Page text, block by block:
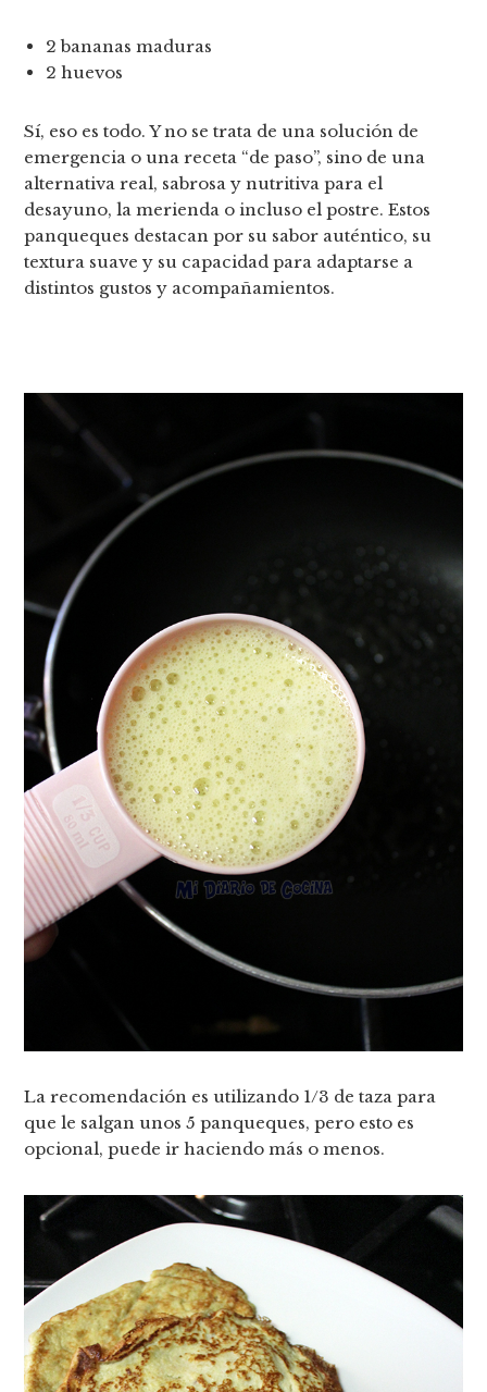
2 bananas maduras
2 huevos
Sí, eso es todo. Y no se trata de una solución de
emergencia o una receta “de paso”, sino de una
alternativa real, sabrosa y nutritiva para el
desayuno, la merienda o incluso el postre. Estos
panqueques destacan por su sabor auténtico, su
textura suave y su capacidad para adaptarse a
distintos gustos y acompañamientos.
La recomendación es utilizando 1/3 de taza para
que le salgan unos 5 panqueques, pero esto es
opcional, puede ir haciendo más o menos.